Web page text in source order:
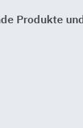
Produkte